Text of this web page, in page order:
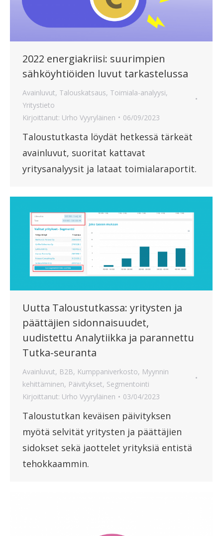
2022 energiakriisi: suurimpien
sähköyhtiöiden luvut tarkastelussa
Avainluvut, Talouskatsaus, Toimiala-analyysi,
Yritystieto
Kirjoittanut: Urho Vyyryläinen 06/09/2023
Taloustutkasta löydät hetkessä tärkeät
avainluvut, suoritat kattavat
yritysanalyysit ja lataat toimialaraportit.
Uutta Taloustutkassa: yritysten ja
päättäjien sidonnaisuudet,
uudistettu Analytiikka ja parannettu
Tutka-seuranta
Avainluvut, B2B, Kumppaniverkosto, Myynnin
kehittäminen, Päivitykset, Segmentointi
Kirjoittanut: Urho Vyyryläinen 03/04/2023
Taloustutkan keväisen päivityksen
myötä selvität yritysten ja päättäjien
sidokset sekä jaottelet yrityksiä entistä
tehokkaammin.